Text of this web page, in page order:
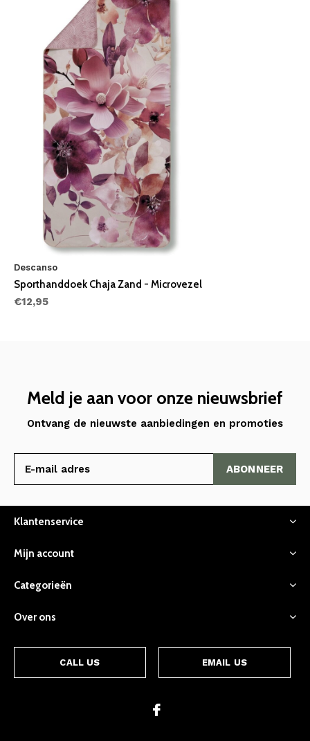
Descanso
Sporthanddoek Chaja Zand - Microvezel
€12,95
Meld je aan voor onze nieuwsbrief
Ontvang de nieuwste aanbiedingen en promoties
ABONNEER
Klantenservice
Mijn account
Categorieën
Over ons
CALL US EMAIL US